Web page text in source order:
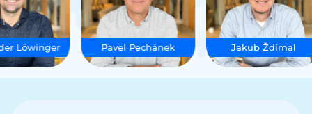
Löwinger Pavel Pechánek Jakub Ždímal